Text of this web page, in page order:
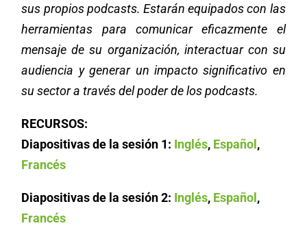
sus propios podcasts. Estarán equipados con las
herramientas para comunicar eficazmente el
mensaje de su organización, interactuar con su
audiencia y generar un impacto significativo en
su sector a través del poder de los podcasts.
RECURSOS:
Diapositivas de la sesión 1: Inglés, Español ,
Francés
Diapositivas de la sesión 2: Inglés, Español ,
Francés